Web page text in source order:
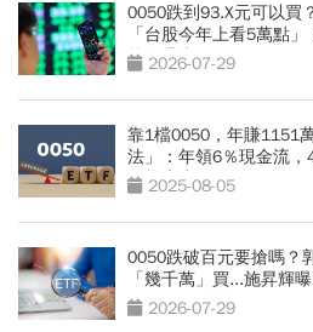
0050跌到93.X元可以買
「台股今年上看5萬點
策略曝光
2026-07-29
靠1檔0050，年賺1151
法」：年領6％現金流
可能賣光」
2025-08-05
0050跌破百元要搶嗎？
「幾千萬」買...施昇輝
2026-07-29